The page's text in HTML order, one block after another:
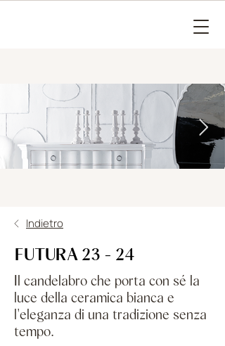
Indietro
FUTURA 23 - 24
Il candelabro che porta con sé la
luce della ceramica bianca e
l'eleganza di una tradizione senza
tempo.